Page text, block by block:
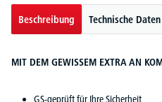
Beschreibung Technische Daten
MIT DEM GEWISSEM EXTRA AN
GS-geprüft für Ihre Sicherheit